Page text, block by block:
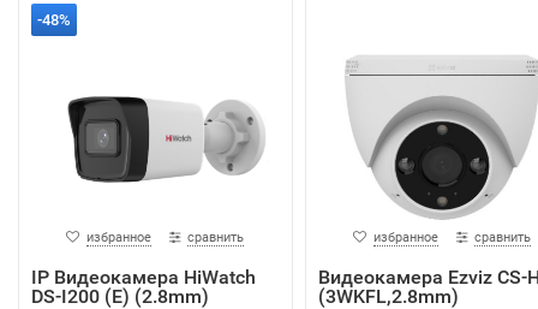
-48%
избранное сравнить
IP Видеокамера HiWatch
DS-I200 (E) (2.8mm)
избранное сравнить
Видеокамера Ezviz CS-
(3WKFL,2.8mm)